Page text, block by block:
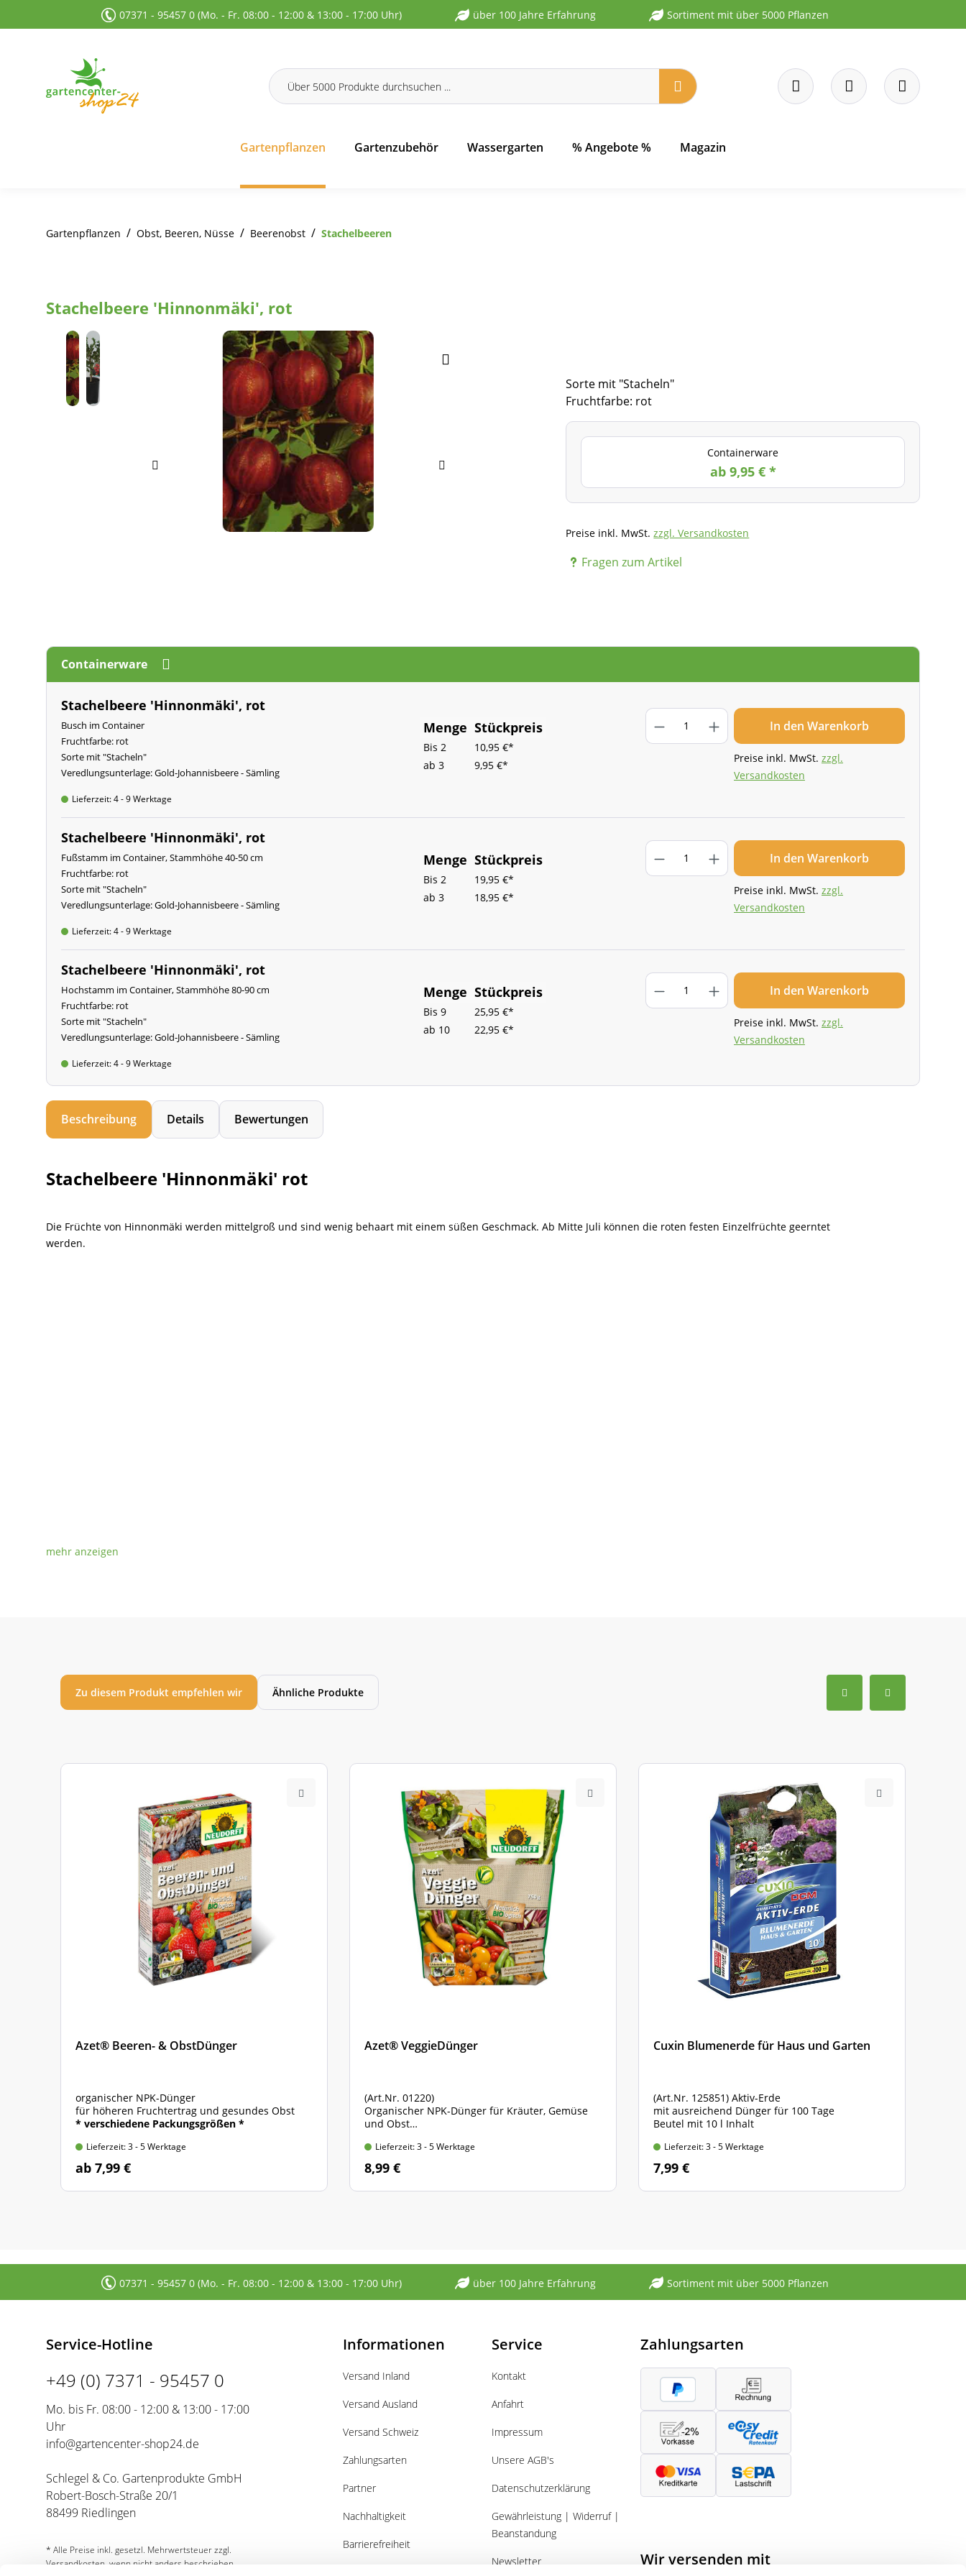
Zur Hauptnavigation springen
07371 - 95457 0 (Mo. - Fr. 08:00 - 12:00 & 13:00 - 17:00 Uhr) über 100 Jahre Erfahrung Sortiment mit über 5000 Pflanzen
Gartenpflanzen Gartenzubehör Wassergarten % Angebote % Magazin
Gartenpflanzen / Obst, Beeren, Nüsse / Beerenobst / Stachelbeeren
Stachelbeere 'Hinnonmäki', rot
Sorte mit "Stacheln"
Fruchtfarbe: rot
Containerware
ab 9,95 € *
Preise inkl. MwSt.zzgl. Versandkosten
Fragen zum Artikel
Containerware
Stachelbeere 'Hinnonmäki', rot
Busch im Container
Fruchtfarbe: rot
Sorte mit "Stacheln"
Veredlungsunterlage: Gold-Johannisbeere - Sämling
Lieferzeit: 4 - 9 Werktage
Menge Stückpreis
Bis2
10,95 €*
ab3 9,95 €*
In den Warenkorb
Preise inkl. MwSt. zzgl.
Versandkosten
Stachelbeere 'Hinnonmäki', rot
Fußstamm im Container, Stammhöhe 40-50 cm
Fruchtfarbe: rot
Sorte mit "Stacheln"
Veredlungsunterlage: Gold-Johannisbeere - Sämling
Lieferzeit: 4 - 9 Werktage
Menge Stückpreis
Bis2
19,95 €*
ab3 18,95 €*
In den Warenkorb
Preise inkl. MwSt. zzgl.
Versandkosten
Stachelbeere 'Hinnonmäki', rot
Hochstamm im Container, Stammhöhe 80-90 cm
Fruchtfarbe: rot
Sorte mit "Stacheln"
Veredlungsunterlage: Gold-Johannisbeere - Sämling
Lieferzeit: 4 - 9 Werktage
Menge Stückpreis
Bis9
25,95 €*
ab 10 22,95 €*
In den Warenkorb
Preise inkl. MwSt. zzgl.
Versandkosten
Beschreibung Details Bewertungen
Stachelbeere 'Hinnonmäki' rot
Die Früchte von Hinnonmäki werden mittelgroß und sind wenig behaart mit einem süßen Geschmack. Ab Mitte Juli können die roten festen Einzelfrüchte geerntet
werden.
Zu diesem Produkt empfehlen wir Ähnliche Produkte
Azet® Beeren- & ObstDünger
organischer NPK-Dünger
für höheren Fruchtertrag und gesundes Obst
* verschiedene Packungsgrößen *
Lieferzeit: 3 - 5 Werktage
ab 7,99 €
Azet® VeggieDünger
(Art.Nr. 01220)
Organischer NPK-Dünger für Kräuter, Gemüse
und Obst
Rohstoffe
750 gr. Standbodenbeutel
Lieferzeit: 3 - 5 Werktage
8,99 €
Cuxin Blumenerde für Haus und Garten
(Art.Nr. 125851) Aktiv-Erde
mit ausreichend Dünger für 100 Tage
Beutel mit 10 l Inhalt
Lieferzeit: 3 - 5 Werktage
7,99 €
07371 - 95457 0 (Mo. - Fr. 08:00 - 12:00 & 13:00 - 17:00 Uhr) über 100 Jahre Erfahrung Sortiment mit über 5000 Pflanzen
Service-Hotline
+49 (0) 7371 - 95457 0
Mo. bis Fr. 08:00 - 12:00 & 13:00 - 17:00
Uhr
info@gartencenter-shop24.de
Schlegel & Co. Gartenprodukte GmbH
Robert-Bosch-Straße 20/1
88499 Riedlingen
* Alle Preise inkl. gesetzl. Mehrwertsteuer zzgl.
Versandkosten, wenn nicht anders beschrieben.
Informationen
Versand Inland
Versand Ausland
Versand Schweiz
Zahlungsarten
Partner
Nachhaltigkeit
Barrierefreiheit
Service
Kontakt
Anfahrt
Impressum
Unsere AGB's
Datenschutzerklärung
Gewährleistung | Widerruf |
Beanstandung
Newsletter
Zahlungsarten
Wir versenden mit